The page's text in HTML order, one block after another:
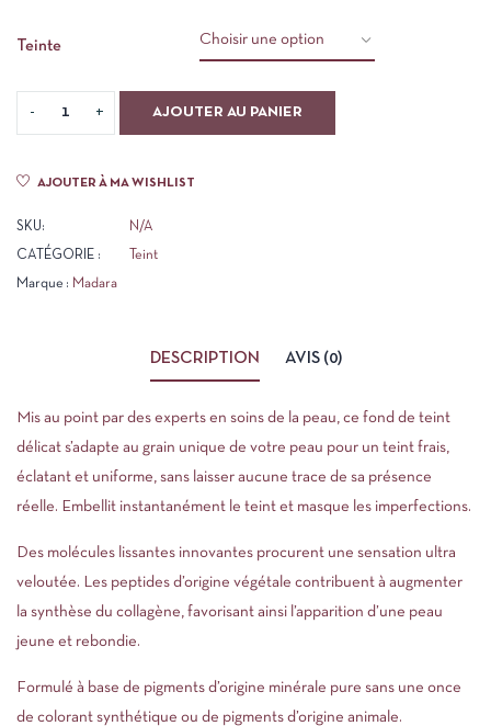
Teinte
AJOUTER AU PANIER
AJOUTER À MA WISHLIST
SKU: N/A
CATÉGORIE : Teint
Marque : Madara
DESCRIPTION AVIS (0)
Mis au point par des experts en soins de la peau, ce fond de teint
délicat s’adapte au grain unique de votre peau pour un teint frais,
éclatant et uniforme, sans laisser aucune trace de sa présence
réelle. Embellit instantanément le teint et masque les imperfections.
Des molécules lissantes innovantes procurent une sensation ultra
veloutée. Les peptides d’origine végétale contribuent à augmenter
la synthèse du collagène, favorisant ainsi l’apparition d’une peau
jeune et rebondie.
Formulé à base de pigments d’origine minérale pure sans une once
de colorant synthétique ou de pigments d’origine animale.